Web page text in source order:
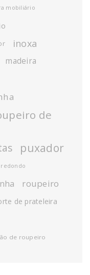
mobiliário
inoxa
madeira
de
puxador
redondo
roupeiro
de prateleira
de roupeiro